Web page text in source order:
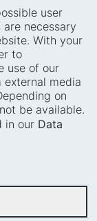
user
are necessary
With your
to
use of our
media
on
be available.
in our Data